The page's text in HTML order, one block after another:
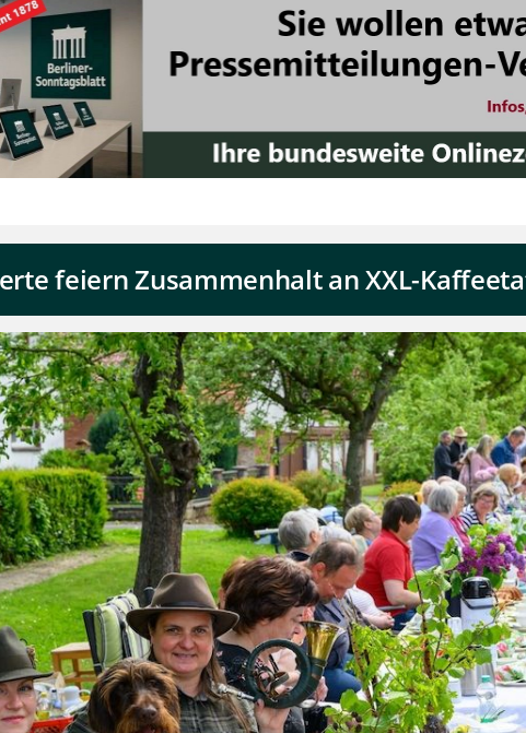
feiern Zusammenhalt an XXL-